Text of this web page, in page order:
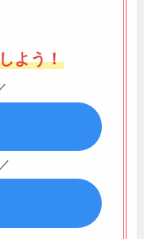
よう！
／